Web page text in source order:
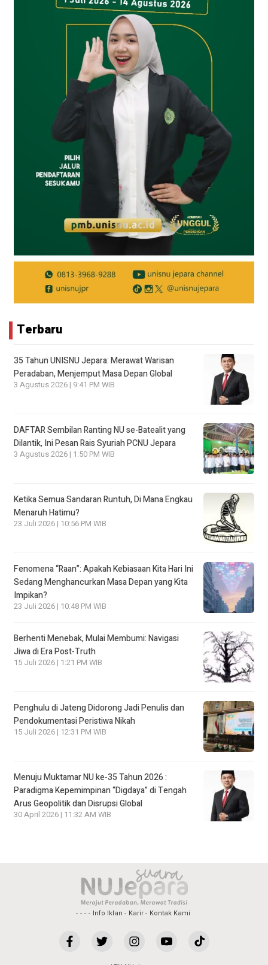
Terbaru
35 Tahun UNISNU Jepara: Merawat Warisan
Peradaban, Menjemput Masa Depan Global
3 Agustus 2026 | 9:41 PM WIB
DAFTAR Sembilan Ranting NU se-Batealit yang
Dilantik, Ini Pesan Rais Syuriah PCNU Jepara
3 Agustus 2026 | 1:50 PM WIB
Ketika Semua Sandaran Runtuh, Di Mana Engkau
Menaruh Hatimu?
23 Juli 2026 | 10:56 PM WIB
Fenomena “Raan”: Apakah Kebiasaan Kita Hari Ini
Sedang Menghancurkan Masa Depan yang Kita
Impikan?
23 Juli 2026 | 10:48 PM WIB
Berhenti Menebak, Mulai Membumi: Navigasi
Jiwa di Era Post-Truth
15 Juli 2026 | 1:21 PM WIB
Penghulu di Jateng Didorong Jadi Penulis dan
Pendokumentasi Peristiwa Nikah
15 Juli 2026 | 12:31 PM WIB
Menuju Muktamar NU ke-35 Tahun 2026 :
Paradigma Kepemimpinan “Digdaya” di Tengah
Arus Geopolitik dan Disrupsi Global
30 April 2026 | 11:32 AM WIB
Info Iklan Karir Kontak Kami